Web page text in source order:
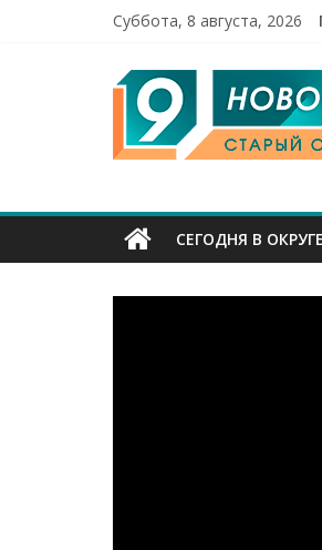
Суббота, 8 августа, 2026
9
Канал
Старый
Оскол
СЕГОДНЯ В ОКРУГЕ